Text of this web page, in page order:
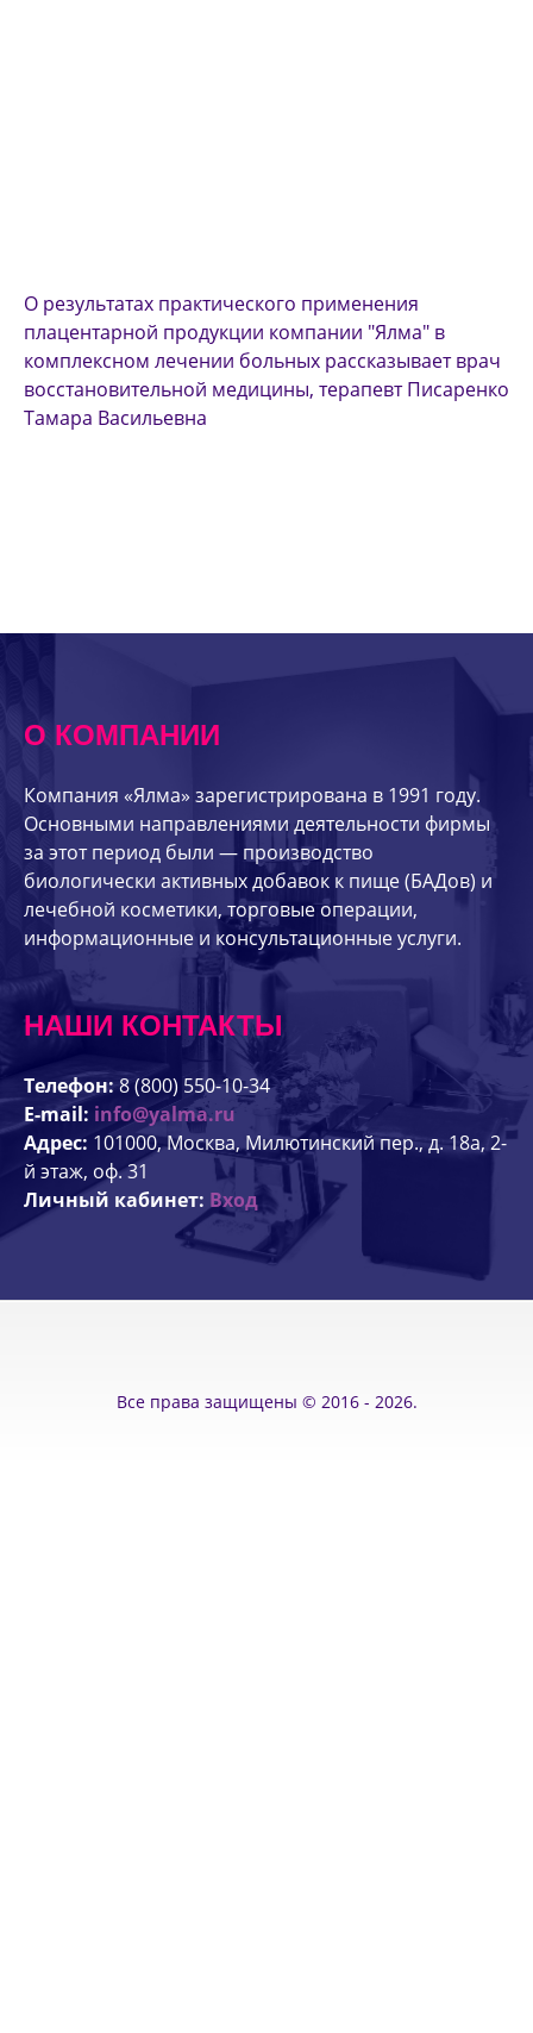
О результатах практического применения
плацентарной продукции компании "Ялма" в
комплексном лечении больных рассказывает врач
восстановительной медицины, терапевт Писаренко
Тамара Васильевна
О КОМПАНИИ
Компания «Ялма» зарегистрирована в 1991 году.
Основными направлениями деятельности фирмы
за этот период были — производство
биологически активных добавок к пище (БАДов) и
лечебной косметики, торговые операции,
информационные и консультационные услуги.
НАШИ КОНТАКТЫ
Телефон:8 (800) 550-10-34
E-mail: info@yalma.ru
Адрес: 101000, Москва, Милютинский пер., д. 18а, 2-
й этаж, оф. 31
Личный кабинет: Вход
Все права защищены © 2016 - 2026.